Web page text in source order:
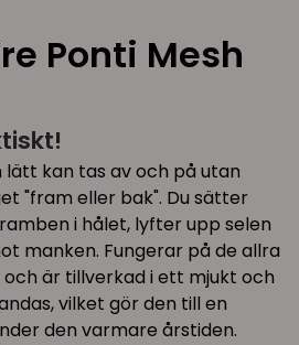
Ponti Mesh
lätt kan tas av och på utan
"fram eller bak". Du sätter
i hålet, lyfter upp selen
manken. Fungerar på de allra
är tillverkad i ett mjukt och
vilket gör den till en
den varmare årstiden.